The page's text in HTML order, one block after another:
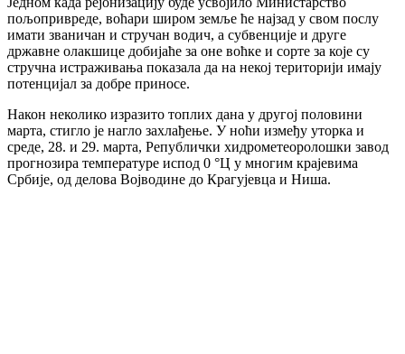
пољопривреде, воћари широм земље ће најзад у свом послу
имати званичан и стручан водич, а субвенције и друге
државне олакшице добијаће за оне воћке и сорте за које су
стручна истраживања показала да на некој територији имају
потенцијал за добре приносе.
Након неколико изразито топлих дана у другој половини
марта, стигло је нагло захлађење. У ноћи између уторка и
среде, 28. и 29. марта, Републички хидрометеоролошки завод
прогнозира температуре испод 0 °Ц у многим крајевима
Србије, од делова Војводине до Крагујевца и Ниша.